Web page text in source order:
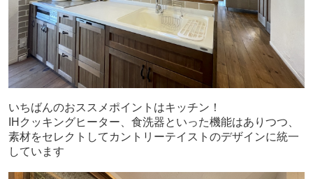
いちばんのおススメポイントはキッチン！
IHクッキングヒーター、食洗器といった機能はありつつ、
素材をセレクトしてカントリーテイストのデザインに統一
しています